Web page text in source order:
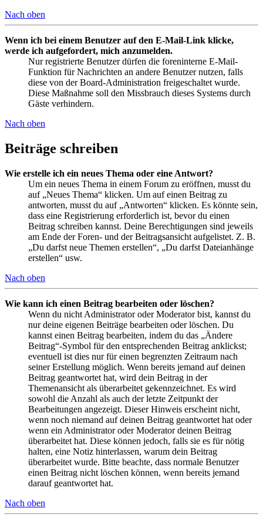
Nach oben
Wenn ich bei einem Benutzer auf den E-Mail-Link klicke,
werde ich aufgefordert, mich anzumelden.
Nur registrierte Benutzer dürfen die foreninterne E-Mail-
Funktion für Nachrichten an andere Benutzer nutzen, falls
diese von der Board-Administration freigeschaltet wurde.
Diese Maßnahme soll den Missbrauch dieses Systems durch
Gäste verhindern.
Nach oben
Beiträge schreiben
Wie erstelle ich ein neues Thema oder eine Antwort?
Um ein neues Thema in einem Forum zu eröffnen, musst du
auf „Neues Thema“ klicken. Um auf einen Beitrag zu
antworten, musst du auf „Antworten“ klicken. Es könnte sein,
dass eine Registrierung erforderlich ist, bevor du einen
Beitrag schreiben kannst. Deine Berechtigungen sind jeweils
am Ende der Foren- und der Beitragsansicht aufgelistet. Z. B.
„Du darfst neue Themen erstellen“, „Du darfst Dateianhänge
erstellen“ usw.
Nach oben
Wie kann ich einen Beitrag bearbeiten oder löschen?
Wenn du nicht Administrator oder Moderator bist, kannst du
nur deine eigenen Beiträge bearbeiten oder löschen. Du
kannst einen Beitrag bearbeiten, indem du das „Ändere
Beitrag“-Symbol für den entsprechenden Beitrag anklickst;
eventuell ist dies nur für einen begrenzten Zeitraum nach
seiner Erstellung möglich. Wenn bereits jemand auf deinen
Beitrag geantwortet hat, wird dein Beitrag in der
Themenansicht als überarbeitet gekennzeichnet. Es wird
sowohl die Anzahl als auch der letzte Zeitpunkt der
Bearbeitungen angezeigt. Dieser Hinweis erscheint nicht,
wenn noch niemand auf deinen Beitrag geantwortet hat oder
wenn ein Administrator oder Moderator deinen Beitrag
überarbeitet hat. Diese können jedoch, falls sie es für nötig
halten, eine Notiz hinterlassen, warum dein Beitrag
überarbeitet wurde. Bitte beachte, dass normale Benutzer
einen Beitrag nicht löschen können, wenn bereits jemand
darauf geantwortet hat.
Nach oben